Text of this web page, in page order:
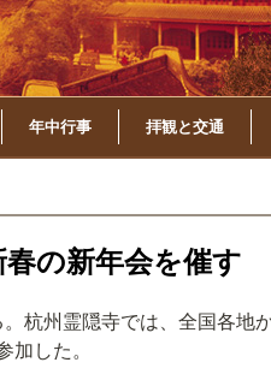
年中行事 拝観と交通
の新年会を催す
杭州霊隠寺では、全国各地
加した。